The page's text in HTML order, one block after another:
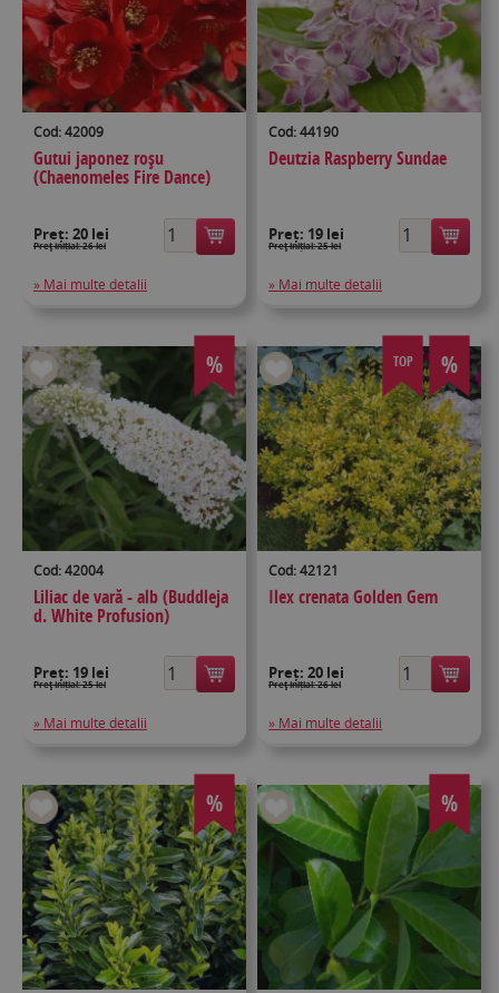
Cod: 42009
Gutui japonez roșu
(Chaenomeles Fire Dance)
Preț: 20 lei
Preţ inițial: 26 lei
» Mai multe detalii
Cod: 44190
Deutzia Raspberry Sundae
Preț: 19 lei
Preţ inițial: 25 lei
» Mai multe detalii
%
Cod: 42004
Liliac de vară - alb (Buddleja
d. White Profusion)
Preț: 19 lei
Preţ inițial: 25 lei
» Mai multe detalii
TOP %
Cod: 42121
Ilex crenata Golden Gem
Preț:20 lei
Preţ inițial: 26 lei
» Mai multe detalii
% %